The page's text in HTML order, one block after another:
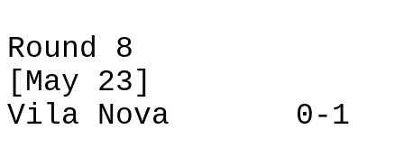
Round 8
[May 23]
Vila Nova 0-1